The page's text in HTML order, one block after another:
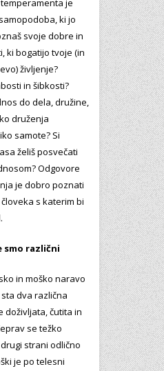
ki jo
svoje dobre in
ki bogatijo tvoje (in
življenje?
in šibkosti?
do dela, družine,
druženja
samote? Si
želiš posvečati
Odgovore
je dobro poznati
s katerim bi
smo različni
in moško naravo
dva različna
doživljata, čutita in
se težko
strani odlično
je po telesni